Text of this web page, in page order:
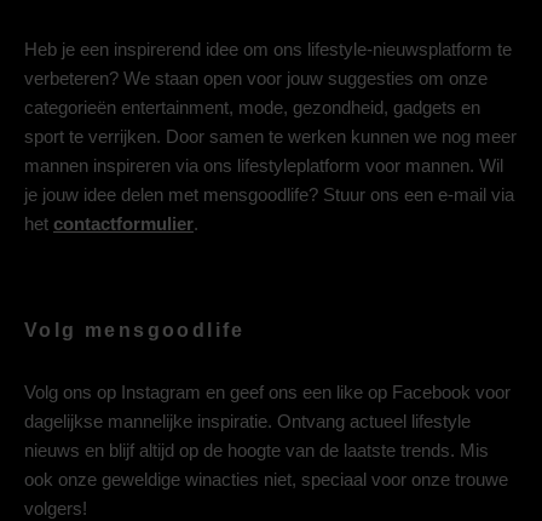
Heb je een inspirerend idee om ons lifestyle-nieuwsplatform te
verbeteren? We staan open voor jouw suggesties om onze
categorieën entertainment, mode, gezondheid, gadgets en
sport te verrijken. Door samen te werken kunnen we nog meer
mannen inspireren via ons lifestyleplatform voor mannen. Wil
je jouw idee delen met mensgoodlife? Stuur ons een e-mail via
het contactformulier.
Volg mensgoodlife
Volg ons op Instagram en geef ons een like op Facebook voor
dagelijkse mannelijke inspiratie. Ontvang actueel lifestyle
nieuws en blijf altijd op de hoogte van de laatste trends. Mis
ook onze geweldige winacties niet, speciaal voor onze trouwe
volgers!